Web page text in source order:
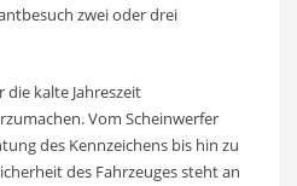
zwei oder drei
die kalte Jahreszeit
Vom Scheinwerfer
des Kennzeichens bis hin zu
des Fahrzeuges steht an